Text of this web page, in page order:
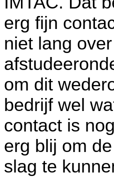
erg fijn
niet lang
om dit
bedrijf wel
contact is
erg blij om
slag te